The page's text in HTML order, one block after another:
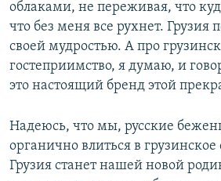
облаками, не переживая, что
что без меня все рухнет. Грузия
своей мудростью. А про
гостеприимство, я думаю, и
это настоящий бренд этой
Надеюсь, что мы, русские
органично влиться в грузинское
Грузия станет нашей новой